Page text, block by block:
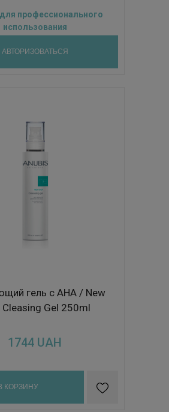
профессионального
использования
АВТОРИЗОВАТЬСЯ
гель с АНА / New
Cleasing Gel 250ml
1744 UAH
КОРЗИНУ